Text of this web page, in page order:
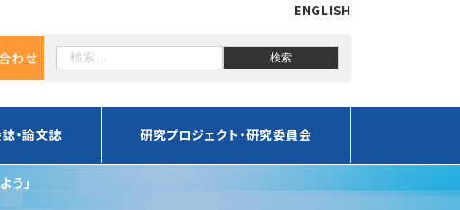
ENGLISH
わせ
・論文誌 研究プロジェクト・研究委員会
う」